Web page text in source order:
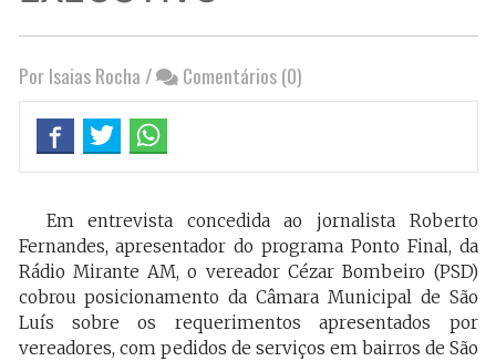
Por Isaias Rocha / Comentários (0)
Em entrevista concedida ao jornalista Roberto
Fernandes, apresentador do programa Ponto Final, da
Rádio Mirante AM, o vereador Cézar Bombeiro (PSD)
cobrou posicionamento da Câmara Municipal de São
Luís sobre os requerimentos apresentados por
vereadores, com pedidos de serviços em bairros de São